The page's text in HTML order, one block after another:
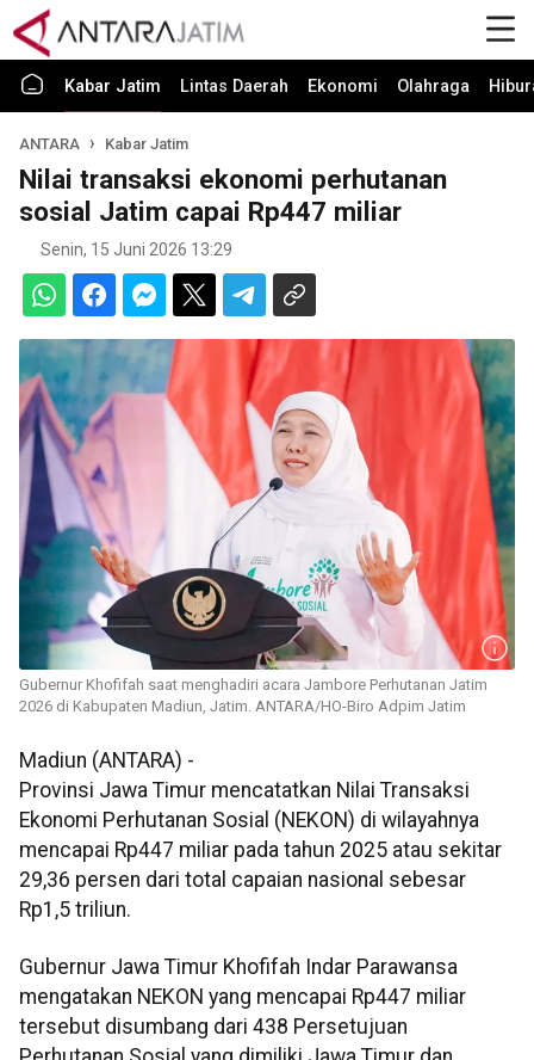
Kabar Jatim Lintas Daerah Ekonomi Olahraga
ANTARA Kabar Jatim
Nilai transaksi ekonomi perhutanan
sosial Jatim capai Rp447 miliar
Senin, 15 Juni 2026 13:29
Gubernur Khofifah saat menghadiri acara Jambore Perhutanan Jatim
2026 di Kabupaten Madiun, Jatim. ANTARA/HO-Biro Adpim Jatim
Madiun (ANTARA) -
Provinsi Jawa Timur mencatatkan Nilai Transaksi
Ekonomi Perhutanan Sosial (NEKON) di wilayahnya
mencapai Rp447 miliar pada tahun 2025 atau sekitar
29,36 persen dari total capaian nasional sebesar
Rp1,5 triliun.
Gubernur Jawa Timur Khofifah Indar Parawansa
mengatakan NEKON yang mencapai Rp447 miliar
tersebut disumbang dari 438 Persetujuan